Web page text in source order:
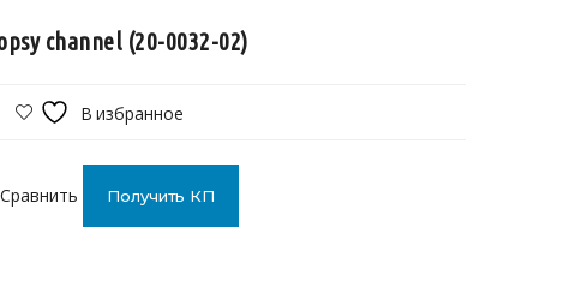
channel (20-0032-02)
В избранное
Сравнить Получить КП